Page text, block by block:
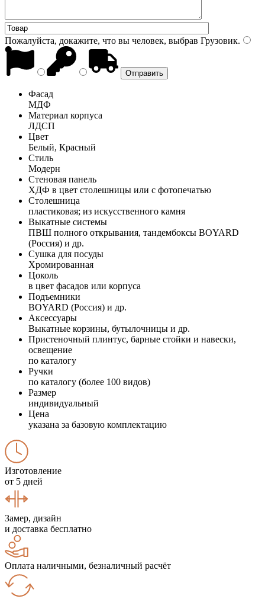
Пожалуйста, докажите, что вы человек, выбрав Грузовик.
Фасад
МДФ
Материал корпуса
ЛДСП
Цвет
Белый, Красный
Стиль
Модерн
Стеновая панель
ХДФ в цвет столешницы или с фотопечатью
Столешница
пластиковая; из искусственного камня
Выкатные системы
ПВШ полного открывания, тандембоксы BOYARD
(Россия) и др.
Сушка для посуды
Хромированная
Цоколь
в цвет фасадов или корпуса
Подъемники
BOYARD (Россия) и др.
Аксессуары
Выкатные корзины, бутылочницы и др.
Пристеночный плинтус, барные стойки и навески,
освещение
по каталогу
Ручки
по каталогу (более 100 видов)
Размер
индивидуальный
Цена
указана за базовую комплектацию
Изготовление
от 5 дней
Замер, дизайн
и доставка бесплатно
Оплата наличными, безналичный расчёт